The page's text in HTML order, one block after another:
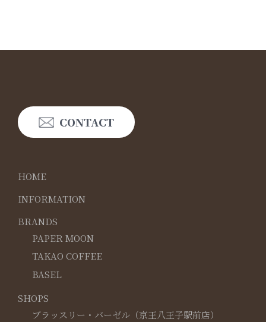
CONTACT
HOME
INFORMATION
BRANDS
PAPER MOON
TAKAO COFFEE
BASEL
SHOPS
ブラッスリー・バーゼル（京王八王子駅前店）